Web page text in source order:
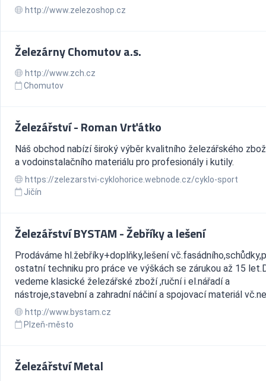
http://www.zelezoshop.cz
Železárny Chomutov a.s.
http://www.zch.cz
Chomutov
Železářství - Roman Vrťátko
Náš obchod nabízí široký výběr kvalitního železářského
a vodoinstalačního materiálu pro profesionály i kutily.
https://zelezarstvi-cyklohorice.webnode.cz/cyklo-sport
Jičín
Železářství BYSTAM - Žebříky a lešení
Prodáváme hl.žebříky+doplňky,lešení
ostatní techniku pro práce ve výškách se zárukou až 15
vedeme klasické železářské zboží ,ruční i el.nářadí a
nástroje,stavební a zahradní náčiní a spojovací materiál
http://www.bystam.cz
Plzeň-město
Železářství Metal